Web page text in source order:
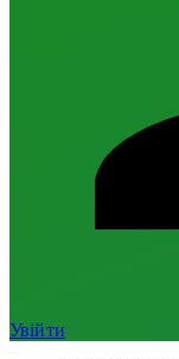
Увійти